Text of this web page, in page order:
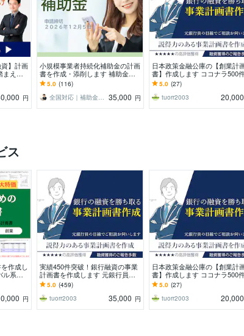
】計画
えた
【素早
円
小規模事業者持続化補助金の計画
書を作成・添削します 補助金サ
ポート歴10年、毎回10～20社程
度のお客様が採択
5.0 (116)
全国対応｜補助金コンシェルジュ練馬 35,000 円
日本政策金融公庫の【創業計
書】作成します ココナラ500件
上の実績から質の高い計画書を
成します。
5.0 (27)
tuorr2003
20,000
ス
作成し
系コ
成しま
円
実績450件突破！銀行融資の事業
計画書を作成します 元銀行員が
銀行、公庫の融資を勝ち取る事業
計画書を作成します
5.0 (459)
tuorr2003
35,000 円
日本政策金融公庫の【創業計
書】作成します ココナラ500件
上の実績から質の高い計画書を
成します。
5.0 (27)
tuorr2003
20,000